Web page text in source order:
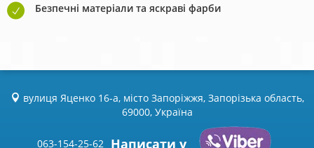
Безпечні матеріали та яскраві фарби
вулиця Яценко 16-а, місто Запоріжжя, Запорізька область,
69000, Україна
063-154-25-62 Написати у